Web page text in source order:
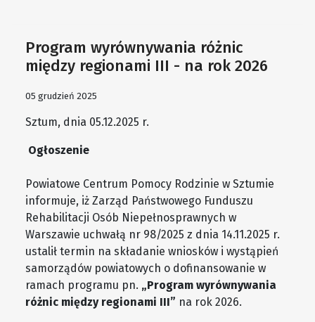
Program wyrównywania różnic
między regionami III - na rok 2026
05 grudzień 2025
Sztum, dnia 05.12.2025 r.
Ogłoszenie
Powiatowe Centrum Pomocy Rodzinie w Sztumie
informuje, iż Zarząd Państwowego Funduszu
Rehabilitacji Osób Niepełnosprawnych w
Warszawie uchwałą nr 98/2025 z dnia 14.11.2025 r.
ustalił termin na składanie wniosków i wystąpień
samorządów powiatowych o dofinansowanie w
ramach programu pn. „Program wyrównywania
różnic między regionami III” na rok 2026.